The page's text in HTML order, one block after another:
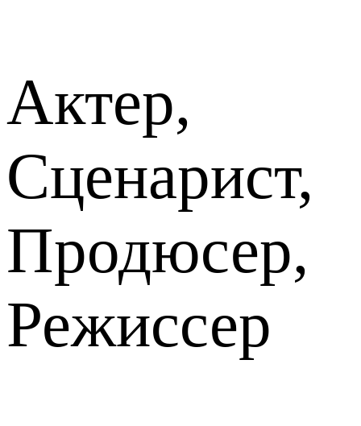
Актер,
Сценарист,
Продюсер,
Режиссер